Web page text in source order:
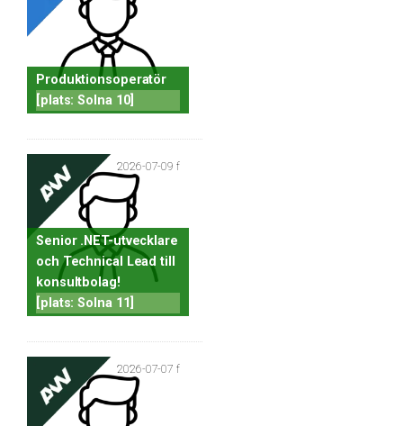
Produktionsoperatör
[plats: Solna 10]
2026-07-09 f
Senior .NET-utvecklare
och Technical Lead till
konsultbolag!
[plats: Solna 11]
2026-07-07 f